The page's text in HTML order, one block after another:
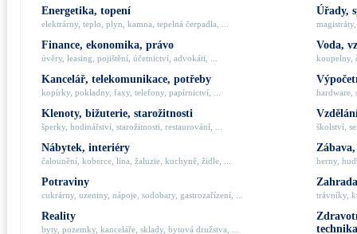
Energetika, topení
elektrárny, teplo, plyn, kamna, tepelná čerpadla, ...
Finance, ekonomika, právo
úvěry, leasing, pojištění, účetnictví, advokáti, ...
Kancelář, telekomunikace, potřeby
kopírky, pokladny, faxy, telefony, papírnictví, ...
Klenoty, bižuterie, starožitnosti
šperky, hodinářství, starožitnosti, restaurování, ...
Nábytek, interiéry
čalounění, koberce, lina, žaluzie, kuchyně, židle, ...
Potraviny
cukrárny, uzeniny, nápoje, sodobary, gastrozařízení, ...
Reality
byty, pozemky, kanceláře, sklady, bytová družstva, ...
Úřady,
Voda,
koupelny,
hardware,
školství,
herny,
trávníky,
technika